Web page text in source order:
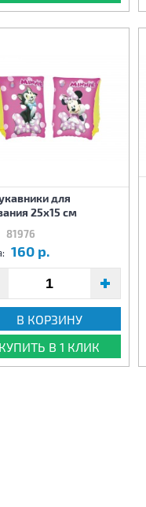
для
25х15 см
81976
160 р.
В КОРЗИНУ
КУПИТЬ В 1 КЛИК